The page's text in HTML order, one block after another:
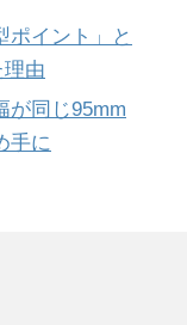
ポイント」と
理由
が同じ95mm
手に